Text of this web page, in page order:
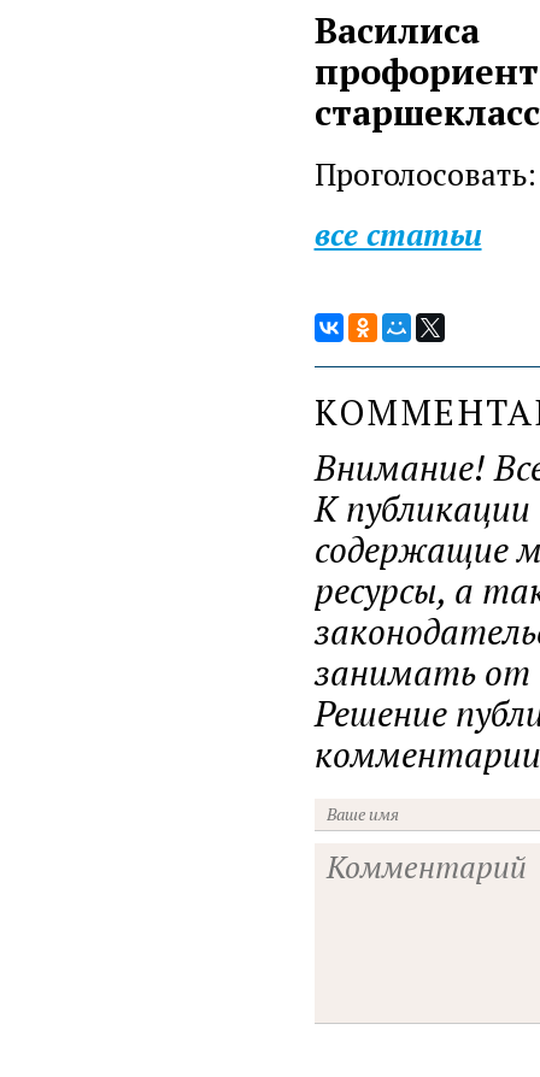
Проголосовать:
все статьи
Внимание!
К
содержащие
ресурсы, а
занимать от
Решение